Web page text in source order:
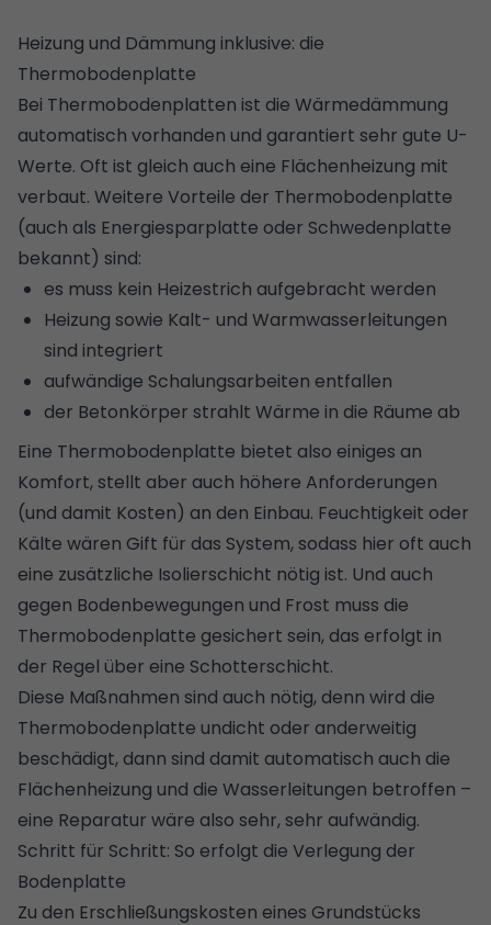
Heizung und Dämmung inklusive: die
Thermobodenplatte
Bei Thermobodenplatten ist die Wärmedämmung
automatisch vorhanden und garantiert sehr gute U-
Werte. Oft ist gleich auch eine Flächenheizung mit
verbaut. Weitere Vorteile der Thermobodenplatte
(auch als Energiesparplatte oder Schwedenplatte
bekannt) sind:
es muss kein Heizestrich aufgebracht werden
Heizung sowie Kalt- und Warmwasserleitungen
sind integriert
aufwändige Schalungsarbeiten entfallen
der Betonkörper strahlt Wärme in die Räume ab
Eine Thermobodenplatte bietet also einiges an
Komfort, stellt aber auch höhere Anforderungen
(und damit Kosten) an den Einbau. Feuchtigkeit oder
Kälte wären Gift für das System, sodass hier oft auch
eine zusätzliche Isolierschicht nötig ist. Und auch
gegen Bodenbewegungen und Frost muss die
Thermobodenplatte gesichert sein, das erfolgt in
der Regel über eine Schotterschicht.
Diese Maßnahmen sind auch nötig, denn wird die
Thermobodenplatte undicht oder anderweitig
beschädigt, dann sind damit automatisch auch die
Flächenheizung und die Wasserleitungen betroffen –
eine Reparatur wäre also sehr, sehr aufwändig.
Schritt für Schritt: So erfolgt die Verlegung der
Bodenplatte
Zu den Erschließungskosten eines Grundstücks